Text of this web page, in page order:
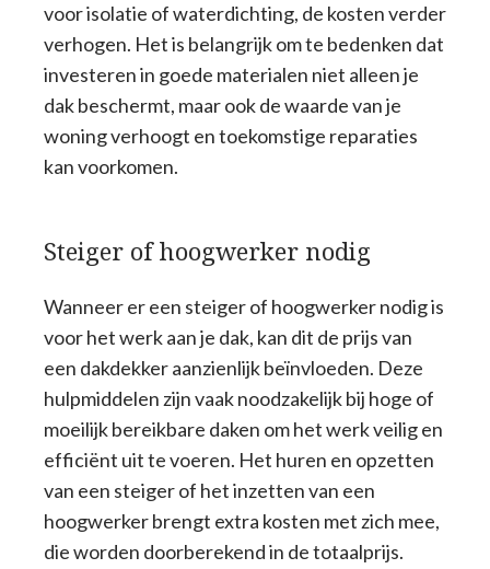
voor isolatie of waterdichting, de kosten verder
verhogen. Het is belangrijk om te bedenken dat
investeren in goede materialen niet alleen je
dak beschermt, maar ook de waarde van je
woning verhoogt en toekomstige reparaties
kan voorkomen.
Steiger of hoogwerker nodig
Wanneer er een steiger of hoogwerker nodig is
voor het werk aan je dak, kan dit de prijs van
een dakdekker aanzienlijk beïnvloeden. Deze
hulpmiddelen zijn vaak noodzakelijk bij hoge of
moeilijk bereikbare daken om het werk veilig en
efficiënt uit te voeren. Het huren en opzetten
van een steiger of het inzetten van een
hoogwerker brengt extra kosten met zich mee,
die worden doorberekend in de totaalprijs.